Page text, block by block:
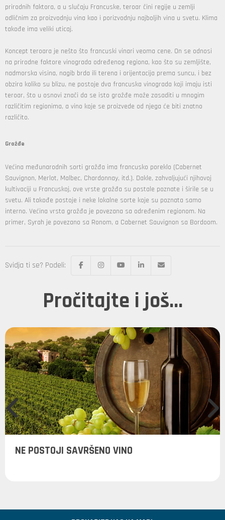
prirodnih faktora, a u slučaju Francuske, teroar čini regije u zemlji
odličnim za proizvodnju vina kao i porizvodnju najboljih vina u svetu. Klima
takođe ima veliki uticaj.
Koncept teroara je nešto što francuski vinari veoma cene. On se odnosi
na prirodne faktore vinograda određenog regiona, kao što su zemljište,
nadmorska visina, nagib brda ili terena i orijentacija prema suncu, i bez
obzira koliko su blizu, ne postoje dva francuska vinograda koji imaju isti
teroar, što u osnovi znači da se isto grožđe može zasaditi u mnogim
različitim regionima, a vino koje se proizvede od njega će biti znatno
različito.
Grožđe
Većina međunarodnih sorti grožđa ima francusko poreklo (Cabernet
Sauvignon, Merlot, Malbec, Chardonnay, itd.). Dakle, zahvaljujući njihovoj
kultivaciji u Francuskoj, ove vrste grožđa su postale poznate i širile se u
svetu. Ali takođe postoje i neke lokalne sorte koje su poznata samo
interno. Većina vrsta grožđa je povezana sa određenim regionom. Na
primer, Syrah je povezano sa Ronom, a Cabernet Sauvignon sa Bordoom.
Svidja ti se? Podeli:
Pročitajte i još...
NE POSTOJI SAVRŠENO VINO